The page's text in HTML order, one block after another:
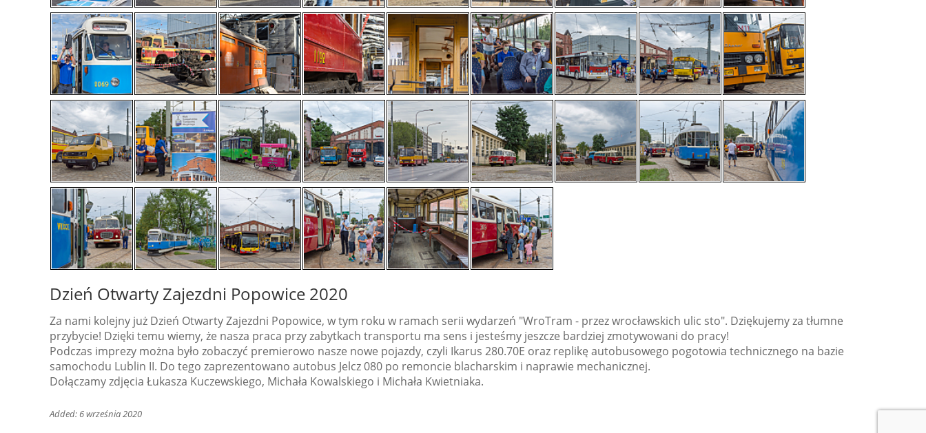
Dzień Otwarty Zajezdni Popowice 2020
Za nami kolejny już Dzień Otwarty Zajezdni Popowice, w tym roku w ramach serii wydarzeń "WroTram - przez wrocławskich ulic sto". Dziękujemy za tłumne
przybycie! Dzięki temu wiemy, że nasza praca przy zabytkach transportu ma sens i jesteśmy jeszcze bardziej zmotywowani do pracy!
Podczas imprezy można było zobaczyć premierowo nasze nowe pojazdy, czyli Ikarus 280.70E oraz replikę autobusowego pogotowia technicznego na bazie
samochodu Lublin II. Do tego zaprezentowano autobus Jelcz 080 po remoncie blacharskim i naprawie mechanicznej.
Dołączamy zdjęcia Łukasza Kuczewskiego, Michała Kowalskiego i Michała Kwietniaka.
Added: 6 września 2020